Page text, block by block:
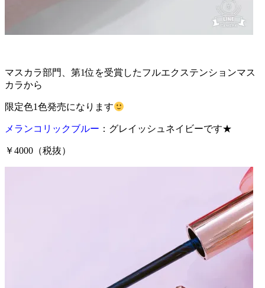
マスカラ部門、第1位を受賞したフルエクステンションマス
カラから
限定色1色発売になります
メランコリックブルー ：グレイッシュネイビーです★
￥4000（税抜）